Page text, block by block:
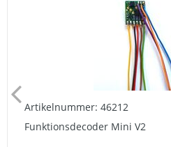
Artikelnummer: 46212
Funktionsdecoder Mini V2